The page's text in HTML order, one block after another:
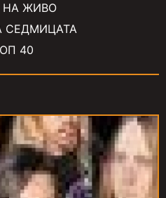
НА ЖИВО
СЕДМИЦАТА
40